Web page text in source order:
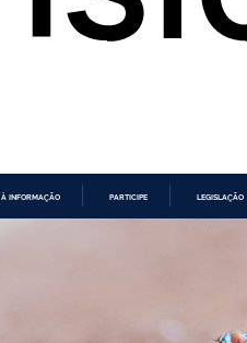
À INFORMAÇÃO PARTICIPE LEGISLAÇÃO